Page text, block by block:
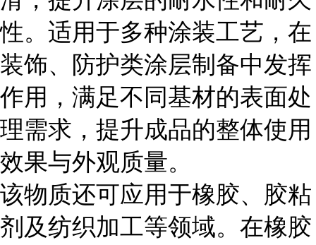
性。适用于多种涂装工艺，在
装饰、防护类涂层制备中发挥
作用，满足不同基材的表面处
理需求，提升成品的整体使用
效果与外观质量。
该物质还可应用于橡胶、胶粘
剂及纺织加工等领域。在橡胶